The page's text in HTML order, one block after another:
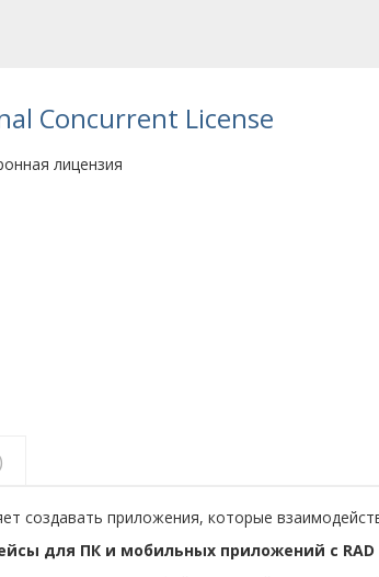
Concurrent License
лицензия
создавать приложения, которые
для ПК и мобильных приложений с RAD